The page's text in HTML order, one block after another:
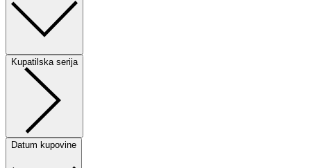
Kupatilska serija
Datum kupovine